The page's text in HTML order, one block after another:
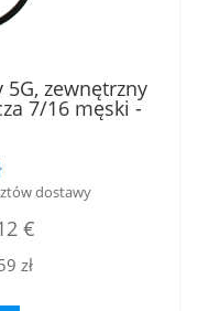
zewnętrzny
7/16 męski -
PIM, RFS
dostawy
€
zł